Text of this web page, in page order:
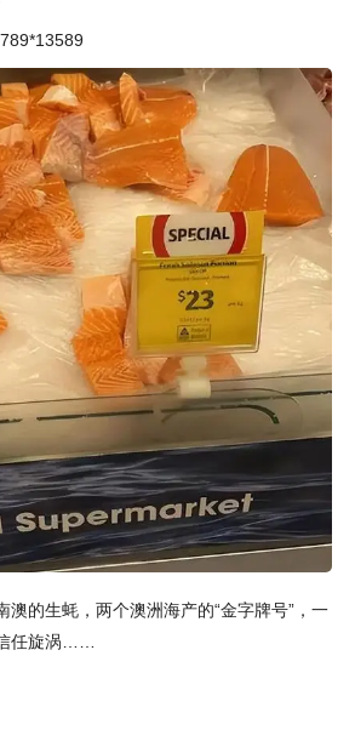
澳的生蚝，两个澳洲海产的“金字牌号”，一
任旋涡……